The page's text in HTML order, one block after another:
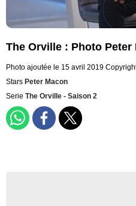
The Orville : Photo Peter
Photo ajoutée le 15 avril 2019
Stars Peter Macon
Serie The Orville - Saison 2